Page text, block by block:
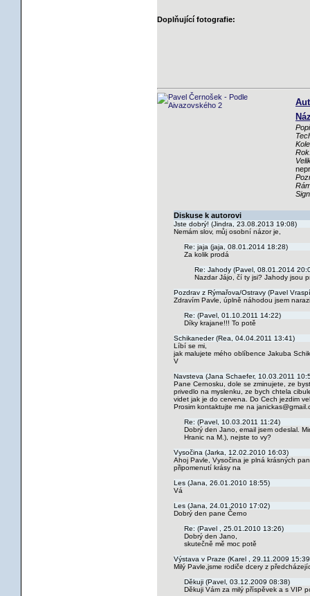
Doplňující fotografie:
Diskuse k autorovi
Jste dobrý! (Jindra, 23.08.2013 19:08)
Nemám slov, můj osobní názor je,
Re: jaja (jaja, 08.01.2014 18:28)
Za kolik prodá
Re: Jahody (Pavel, 08.01.2014
Nazdar Jájo, čí ty jsi? Jahody jsou
Pozdrav z Rýmařova/Ostravy (Pavel
Zdravím Pavle, úplně náhodou jsem
Re: (Pavel, 01.10.2011 14:22)
Díky krajane!!! To potě
Schikaneder (Rea, 04.04.2011 13:41)
Líbí se mi,
jak malujete mého oblíbence Jakuba
V
Navsteva (Jana Schaefer, 10.03.2011
Pane Cernosku, dole se zminujete, ze
privedlo na myslenku, ze bych chtela
videt jak je do cervena. Do Cech jezdim
Prosim kontaktujte me na
Re: (Pavel, 10.03.2011 11:24)
Dobrý den Jano, email jsem odeslal.
Hranic na M.), nejste to vy?
Vysočina (Jarka, 12.02.2010 16:03)
Ahoj Pavle, Vysočina je plná krásných
připomenutí krásy na
Les (Jana, 26.01.2010 18:55)
Vá
Les (Jana, 24.01.2010 17:02)
Dobrý den pane Černo
Re: (Pavel , 25.01.2010 13:26)
Dobrý den Jano,
skutečně mě moc potě
Výstava v Praze (Karel , 29.11.2009
Milý Pavle,jsme rodiče dcery z
Děkuji (Pavel, 03.12.2009 08:38)
Děkuji Vám za milý příspěvek a s VIP